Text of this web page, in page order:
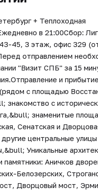
+ Теплоходная
в 21:00Сбор:
45, 3 этаж, офис 329
отправлением
"Визит СПБ" за 15
и
с площадью
знакомство с
знаменитые
Сенатская и
центральные улицы
Уникальные
памятники: Аничков
Белозерских,
Дворцовый мост,